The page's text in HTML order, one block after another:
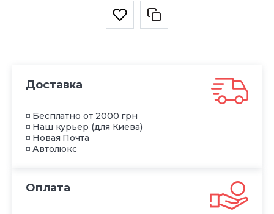
Доставка
◽ Бесплатно от 2000 грн
◽ Наш курьер (для Киева)
◽ Новая Почта
◽ Автолюкс
Оплата